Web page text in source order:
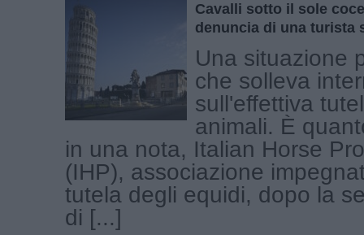
Cavalli sotto il sole
denuncia di una turista
Una situazione
che solleva
sull'effettiva
animali. È
in una nota, Italian Horse
(IHP), associazione
tutela degli equidi, dopo la
di [...]